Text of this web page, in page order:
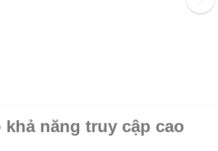
khả năng truy cập cao